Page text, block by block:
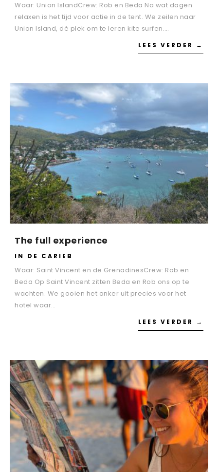
Waar: Union IslandCrew: Rob en Beda Na wat dagen
relaxen is het tijd voor actie in de tent. We zeilen naar
Union Island, dé plek om te leren kite surfen….
LEES VERDER →
The full experience
IN DE CARIEB
Waar: Saint Vincent en de GrenadinesCrew: Rob en
Beda Op Saint Vincent zitten Beda en Rob ons op te
wachten. We gooien het anker uit precies voor het
hotel waar…
LEES VERDER →